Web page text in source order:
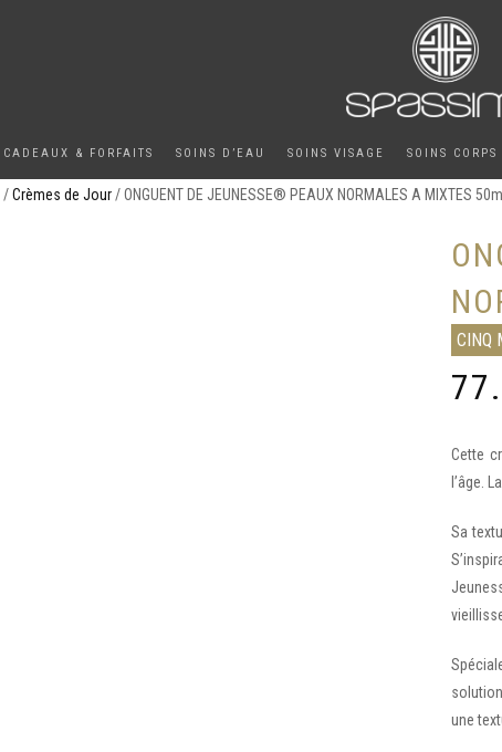
CADEAUX & FORFAITS SOINS D’EAU SOINS VISAGE SOINS CORPS
/Crèmes de Jour/ ONGUENT DE JEUNESSE® PEAUX NORMALES A MIXTES 50ml
CINQ
Cette
l’âge.
Sa
une